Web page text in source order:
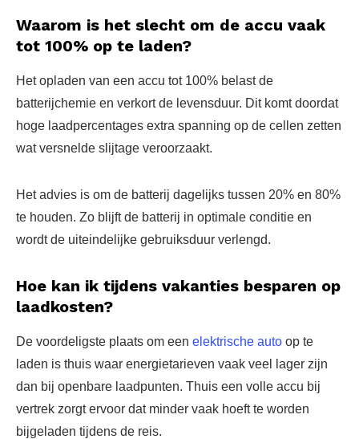
Waarom is het slecht om de accu vaak
tot 100% op te laden?
Het opladen van een accu tot 100% belast de
batterijchemie en verkort de levensduur. Dit komt doordat
hoge laadpercentages extra spanning op de cellen zetten
wat versnelde slijtage veroorzaakt.
Het advies is om de batterij dagelijks tussen 20% en 80%
te houden. Zo blijft de batterij in optimale conditie en
wordt de uiteindelijke gebruiksduur verlengd.
Hoe kan ik tijdens vakanties besparen op
laadkosten?
De voordeligste plaats om een elektrische auto op te
laden is thuis waar energietarieven vaak veel lager zijn
dan bij openbare laadpunten. Thuis een volle accu bij
vertrek zorgt ervoor dat minder vaak hoeft te worden
bijgeladen tijdens de reis.